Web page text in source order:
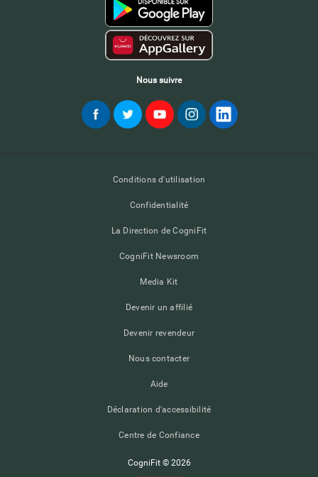
Nous suivre
Conditions d'utilisation
Confidentialité
La Direction de CogniFit
CogniFit Newsroom
Media Kit
Devenir un affilié
Devenir revendeur
Nous contacter
Aide
Déclaration d'accessibilité
Centre de Confiance
CogniFit © 2026